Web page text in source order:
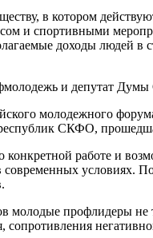
в котором
спортивными
доходы людей
и депутат
молодежного
СКФО,
работе и
условиях.
профлидеры